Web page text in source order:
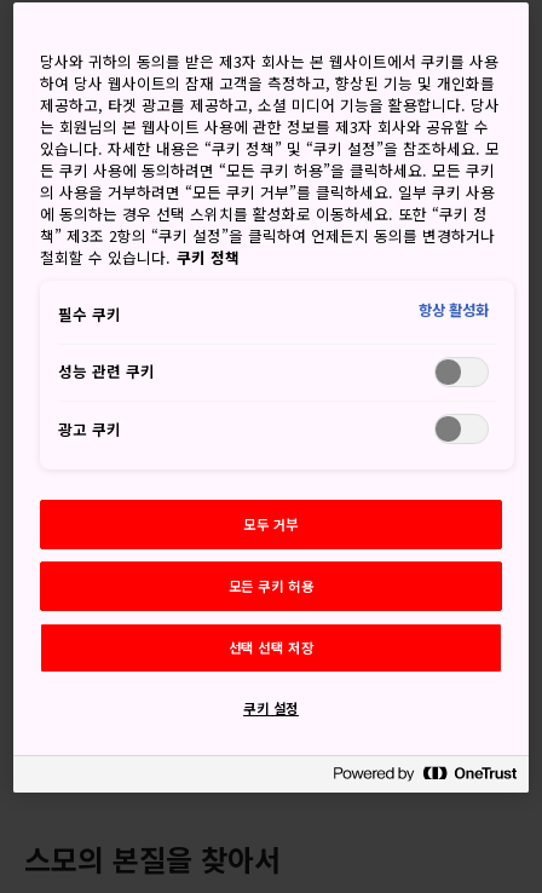
터 일본의 인기 스포츠였습니다. 스모 박물관에서는 스모에 대
한 모든 것을 알 수 있습니다. 도쿄 료코쿠에 있는 작은 박물관
에서 스모의 역사와 문화를 발견해보세요.
오시는 길
신주쿠역에서 JR 소부선을 타면 30분 이내에 쉽게 갈 수 있습
니다.
박물관은 료코쿠 국기관 스모관에 있습니다. 스모관은 JR 소
에도선 출구에서 도보로 5분 거리에 있습니다.
스모의 본질을 찾아서
당사와 귀하의 동의를 받은 제3자 회사는 본 웹사이트에서 쿠키를 사용
하여 당사 웹사이트의 잠재 고객을 측정하고, 향상된 기능 및 개인화를
제공하고, 타겟 광고를 제공하고, 소셜 미디어 기능을 활용합니다. 당사
는 회원님의 본 웹사이트 사용에 관한 정보를 제3자 회사와 공유할 수
있습니다. 자세한 내용은 “쿠키 정책” 및 “쿠키 설정”을 참조하세요. 모
든 쿠키 사용에 동의하려면 “모든 쿠키 허용”을 클릭하세요. 모든 쿠키
의 사용을 거부하려면 “모든 쿠키 거부”를 클릭하세요. 일부 쿠키 사용
에 동의하는 경우 선택 스위치를 활성화로 이동하세요. 또한 “쿠키 정
책” 제3조 2항의 “쿠키 설정”을 클릭하여 언제든지 동의를 변경하거나
철회할 수 있습니다. 쿠키 정책
필수 쿠키 항상 활성화
성능 관련 쿠키
광고 쿠키
모두 거부
모든 쿠키 허용
선택 선택 저장
쿠키 설정